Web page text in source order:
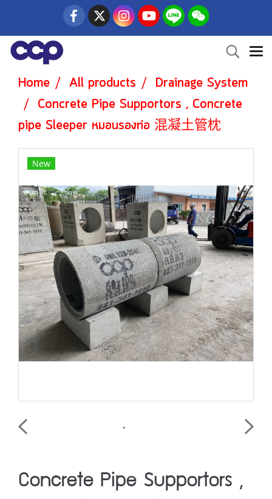
Home All products
Drainage System
Concrete Pipe Supportors , Concrete
pipe Sleeper หมอนรองท่อ 混凝土管枕
New
Concrete Pipe Supportors ,